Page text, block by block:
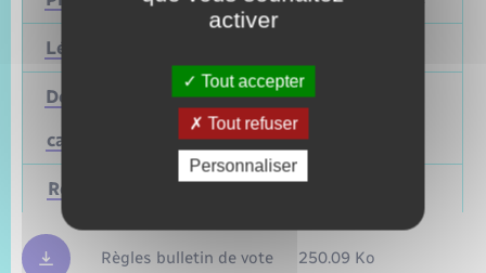
Législatives
Départementales
cantonales)
Mars 2028
Régionales Mars 2028
Règles bulletin de vote 250.09 Ko
activer
Tout accepter
Tout refuser
Personnaliser